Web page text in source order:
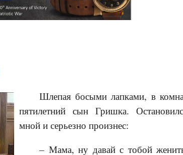
Шлепая босыми лапками, в
пятилетний сын Гришка.
мной и серьезно произнес:
– Мама, ну давай с тобой